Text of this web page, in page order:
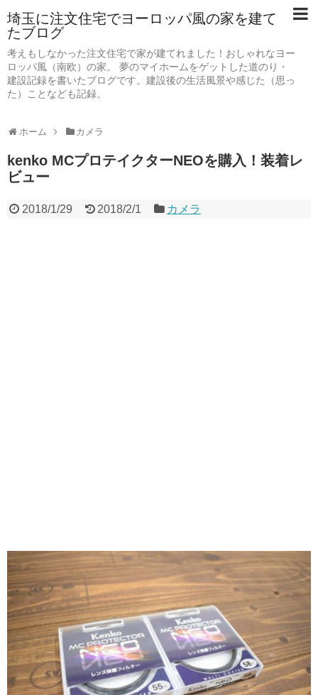
埼玉に注文住宅でヨーロッパ風の家を建て
たブログ
考えもしなかった注文住宅で家が建てれました！おしゃれなヨー
ロッパ風（南欧）の家。 夢のマイホームをゲットした道のり・
建設記録を書いたブログです。建設後の生活風景や感じた（思っ
た）ことなども記録。
ホーム カメラ
kenko MCプロテイクターNEOを購入！装着レ
ビュー
2018/1/29 2018/2/1 カメラ